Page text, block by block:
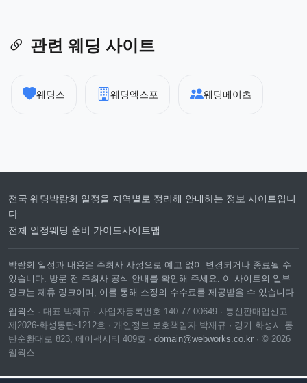
관련 웨딩 사이트
웨딩스 웨딩엑스포 웨딩메이츠
전국 웨딩박람회 일정을 지역별로 정리해 안내하는 정보 사이트입니
다.
전체 일정웨딩 준비 가이드사이트맵
박람회 일정과 내용은 주최사 사정으로 예고 없이 변경되거나 종료될 수
있습니다. 방문 전 주최사 공식 안내를 확인해 주세요. 이 사이트의 일부
링크는 제휴 링크이며, 이를 통해 소정의 수수료를 제공받을 수 있습니다.
웹웍스 · 대표 박재규 · 사업자등록번호 140-77-00649 · 통신판매업신고
제2026-화성동탄-1212호 · 개인정보 보호책임자 박재규 · 경기 화성시 동
탄순환대로 823, 에이팩시티 409호 · domain@webworks.co.kr · © 2026
웹웍스